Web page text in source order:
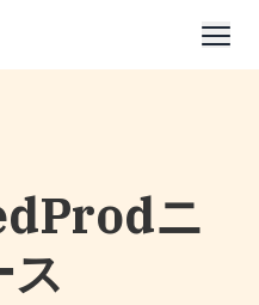
ニ
ス